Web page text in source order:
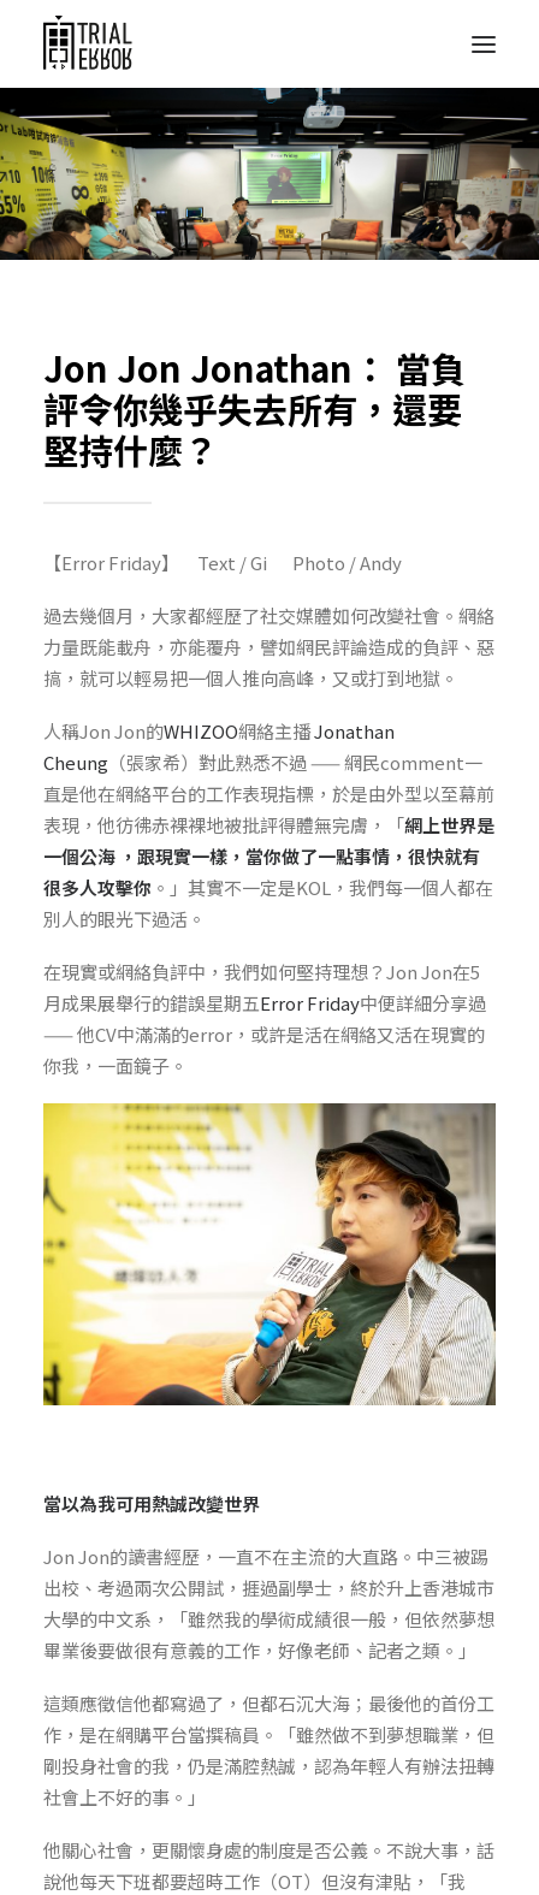
Jon Jon Jonathan： 當負
評令你幾乎失去所有，還要
堅持什麼？
【Error Friday】 Text / Gi Photo / Andy
過去幾個月，大家都經歷了社交媒體如何改變社會。網絡
力量既能載舟，亦能覆舟，譬如網民評論造成的負評、惡
搞，就可以輕易把一個人推向高峰，又或打到地獄。
人稱Jon Jon的WHIZOO網絡主播Jonathan
Cheung （張家希）對此熟悉不過 —— 網民comment一
直是他在網絡平台的工作表現指標，於是由外型以至幕前
表現，他彷彿赤裸裸地被批評得體無完膚，「網上世界是
一個公海 ，跟現實一樣，當你做了一點事情，很快就有
很多人攻擊你 。」其實不一定是KOL，我們每一個人都在
別人的眼光下過活。
在現實或網絡負評中，我們如何堅持理想？Jon Jon在5
月成果展舉行的錯誤星期五Error Friday中便詳細分享過
—— 他CV中滿滿的error，或許是活在網絡又活在現實的
你我，一面鏡子。
當以為我可用熱誠改變世界
Jon Jon的讀書經歷，一直不在主流的大直路。中三被踢
出校、考過兩次公開試，捱過副學士，終於升上香港城市
大學的中文系，「雖然我的學術成績很一般，但依然夢想
畢業後要做很有意義的工作，好像老師、記者之類。」
這類應徵信他都寫過了，但都石沉大海；最後他的首份工
作，是在網購平台當撰稿員。「雖然做不到夢想職業，但
剛投身社會的我，仍是滿腔熱誠，認為年輕人有辦法扭轉
社會上不好的事。」
他關心社會，更關懷身處的制度是否公義。不說大事，話
說他每天下班都要超時工作（OT）但沒有津貼，「我